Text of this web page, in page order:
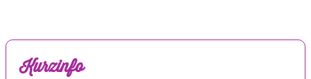
Kurzinfo